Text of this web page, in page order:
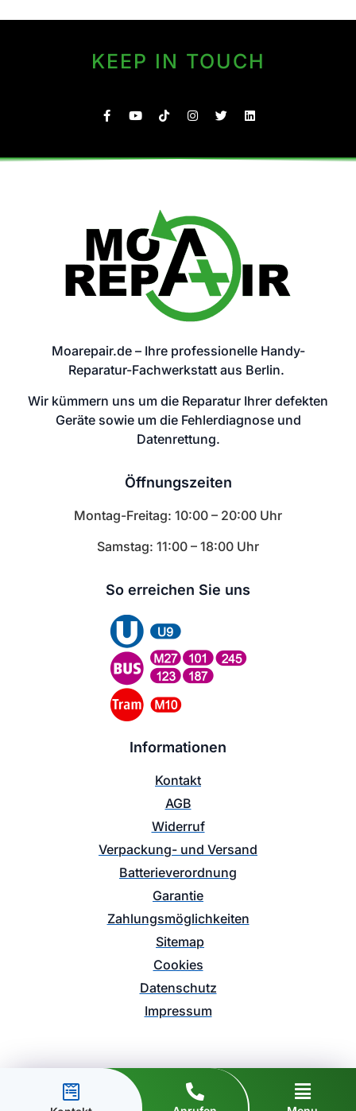
KEEP IN TOUCH
Moarepair.de – Ihre professionelle Handy-
Reparatur-Fachwerkstatt aus Berlin.
Wir kümmern uns um die Reparatur Ihrer defekten
Geräte sowie um die Fehlerdiagnose und
Datenrettung.
Öffnungszeiten
Montag-Freitag: 10:00 – 20:00 Uhr
Samstag: 11:00 – 18:00 Uhr
So erreichen Sie uns
Informationen
Kontakt
AGB
Widerruf
Verpackung- und Versand
Batterieverordnung
Garantie
Zahlungsmöglichkeiten
Sitemap
Cookies
Datenschutz
Impressum